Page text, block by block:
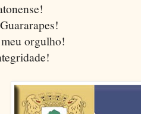
orgulho!